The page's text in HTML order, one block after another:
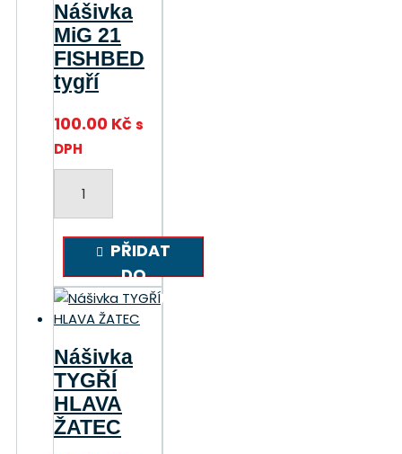
Nášivka
MiG 21
FISHBED
tygří
100.00 Kčs
DPH
21
FISHBED
množství
PŘIDAT
DO
KOŠÍKU
Nášivka
TYGŘÍ
HLAVA
ŽATEC